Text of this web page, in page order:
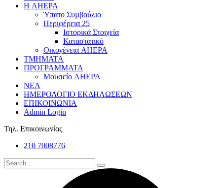
Η AHEPA
Ύπατο Συµβούλιο
Περιφέρεια 25
Ιστορικά Στοιχεία
Καταστατικό
Οικογένεια AHEPA
ΤΜΗΜΑΤΑ
ΠΡΟΓΡΑΜΜΑΤΑ
Μουσείο AHEPA
ΝΕΑ
ΗΜΕΡΟΛΟΓΙΟ ΕΚΔΗΛΩΣΕΩΝ
ΕΠΙΚΟΙΝΩΝΙΑ
Admin Login
Τηλ. Επικοινωνίας
210 7008776